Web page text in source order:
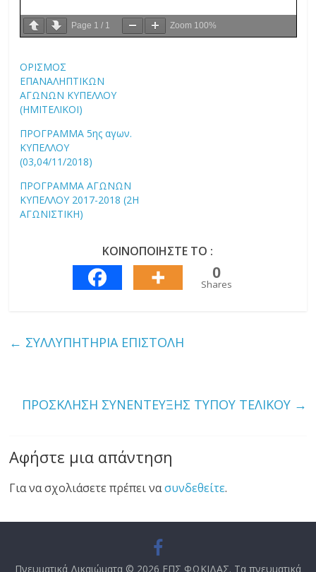
Page 1 / 1 Zoom 100%
ΟΡΙΣΜΟΣ
ΕΠΑΝΑΛΗΠΤΙΚΩΝ
ΑΓΩΝΩΝ ΚΥΠΕΛΛΟΥ
(ΗΜΙΤΕΛΙΚΟΙ)
ΠΡΟΓΡΑΜΜΑ 5ης αγων.
ΚΥΠΕΛΛΟΥ
(03,04/11/2018)
ΠΡΟΓΡΑΜΜΑ ΑΓΩΝΩΝ
ΚΥΠΕΛΛΟΥ 2017-2018 (2Η
ΑΓΩΝΙΣΤΙΚΗ)
ΚΟΙΝΟΠΟΙΗΣΤΕ ΤΟ :
0
Shares
← ΣΥΛΛΥΠΗΤΗΡΙΑ ΕΠΙΣΤΟΛΗ
ΠΡΟΣΚΛΗΣΗ ΣΥΝΕΝΤΕΥΞΗΣ ΤΥΠΟΥ ΤΕΛΙΚΟΥ →
Αφήστε μια απάντηση
Για να σχολιάσετε πρέπει νασυνδεθείτε.
Πνευματικά Δικαιώματα © 2026 ΕΠΣ ΦΩΚΙΔΑΣ. Τα πνευματικά